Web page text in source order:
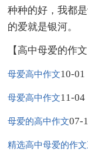
种种的好，我都
的爱就是银河。
【高中母爱的作
母爱高中作文10-01
母爱高中作文11-04
母爱的高中作文07-
精选高中母爱的作